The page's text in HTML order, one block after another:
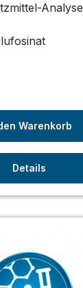
Analyse
Warenkorb
Details